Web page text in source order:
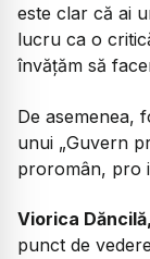
este clar că ai
lucru ca o
învățăm să
De asemenea,
unui „Guvern
proromân, pro
Viorica
punct de